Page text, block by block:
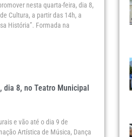
nesta quarta-feira, dia 8,
Cultura, a partir das 14h, a
História”. Formada na
dia 8, no Teatro Municipal
e vão até o dia 9 de
Artística de Música, Dança